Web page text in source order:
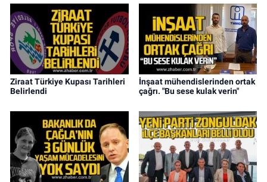
Ziraat Türkiye Kupası Tarihleri
Belirlendi
İnşaat mühendislerinden ortak
çağrı. "Bu sese kulak verin"